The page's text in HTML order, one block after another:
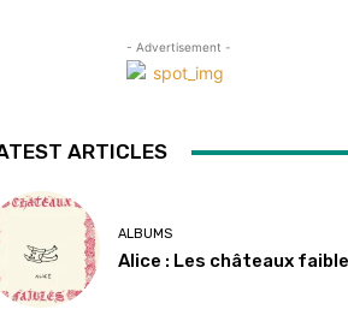
- Advertisement -
ARTICLES
ALBUMS
Alice : Les châteaux